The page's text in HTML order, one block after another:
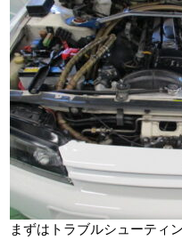
まずはトラブルシューティ